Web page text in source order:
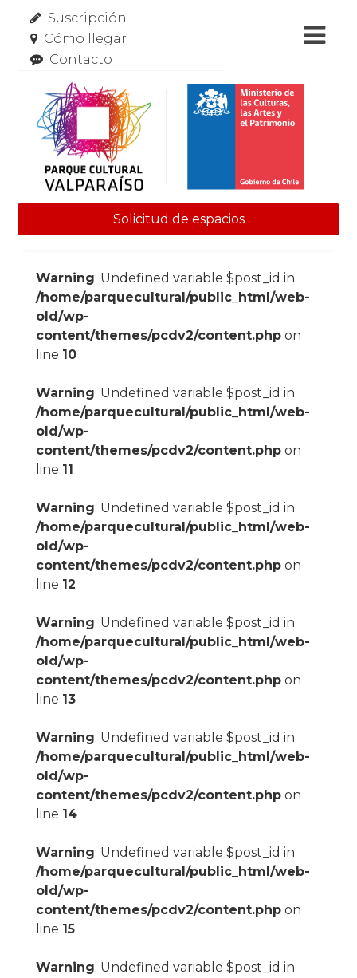
Suscripción
Cómo llegar
Contacto
Solicitud de espacios
Warning: Undefined variable $post_id in
/home/parquecultural/public_html/web-
old/wp-
content/themes/pcdv2/content.phpon
line 10
Warning: Undefined variable $post_id in
/home/parquecultural/public_html/web-
old/wp-
content/themes/pcdv2/content.phpon
line 11
Warning: Undefined variable $post_id in
/home/parquecultural/public_html/web-
old/wp-
content/themes/pcdv2/content.phpon
line 12
Warning: Undefined variable $post_id in
/home/parquecultural/public_html/web-
old/wp-
content/themes/pcdv2/content.phpon
line 13
Warning: Undefined variable $post_id in
/home/parquecultural/public_html/web-
old/wp-
content/themes/pcdv2/content.phpon
line 14
Warning: Undefined variable $post_id in
/home/parquecultural/public_html/web-
old/wp-
content/themes/pcdv2/content.phpon
line 15
Warning: Undefined variable $post_id in